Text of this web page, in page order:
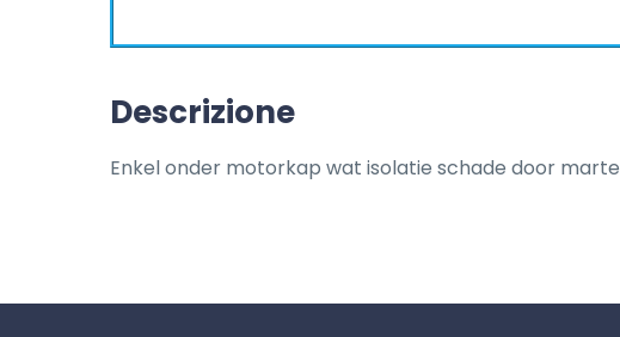
Descrizione
Enkel onder motorkap wat isolatie schade door